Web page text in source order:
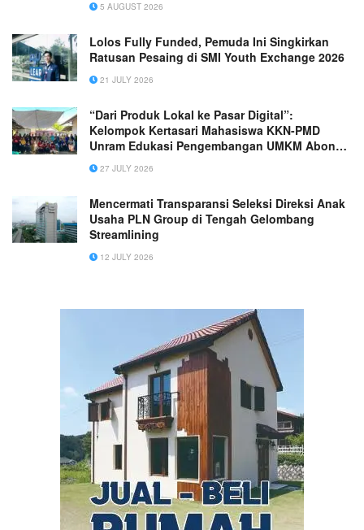
5 AUGUST 2026
Lolos Fully Funded, Pemuda Ini Singkirkan
Ratusan Pesaing di SMI Youth Exchange 2026
21 JULY 2026
“Dari Produk Lokal ke Pasar Digital”:
Kelompok Kertasari Mahasiswa KKN-PMD
Unram Edukasi Pengembangan UMKM Abon
Ikan melalui Pemasaran Online (Digital
Marketing)
27 JULY 2026
Mencermati Transparansi Seleksi Direksi Anak
Usaha PLN Group di Tengah Gelombang
Streamlining
12 JULY 2026